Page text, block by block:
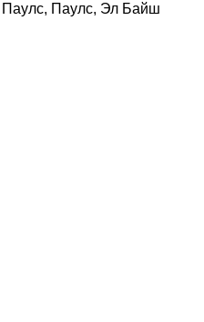
Паулс, Эл Байш